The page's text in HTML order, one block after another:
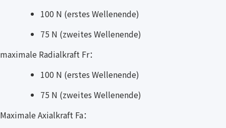
100 N (erstes Wellenende)
75 N (zweites Wellenende)
maximale Radialkraft Fr：
100 N (erstes Wellenende)
75 N (zweites Wellenende)
Maximale Axialkraft Fa：